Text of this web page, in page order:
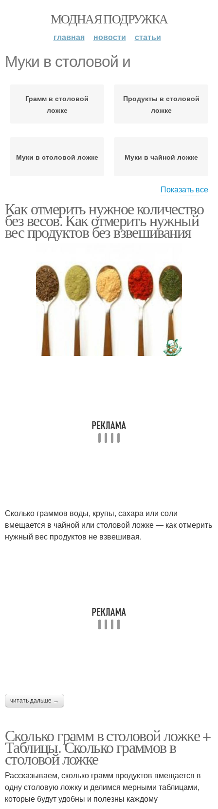
МОДНАЯ ПОДРУЖКА
главная новости статьи
Муки в столовой и
Грамм в столовой
ложке
Продукты в столовой
ложке
Муки в столовой ложке Муки в чайной ложке
ложке
Соли в столовой ложке
Столовая ложка Воды в столовой ложке
Показать все
Как отмерить нужное количество
без весов. Как отмерить нужный
вес продуктов без взвешивания
Сколько граммов воды, крупы, сахара или соли
вмещается в чайной или столовой ложке — как отмерить
нужный вес продуктов не взвешивая.
читать дальше →
Сколько грамм в столовой ложке +
Таблицы. Сколько граммов в
столовой ложке
Рассказываем, сколько грамм продуктов вмещается в
одну столовую ложку и делимся мерными таблицами,
которые будут удобны и полезны каждому